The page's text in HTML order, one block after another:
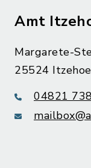
Amt
Margarete-
25524 Itzehoe
04821